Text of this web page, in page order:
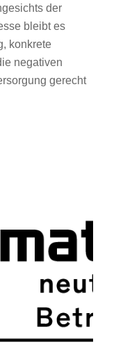
der
bleibt es
konkrete
negativen
gerecht